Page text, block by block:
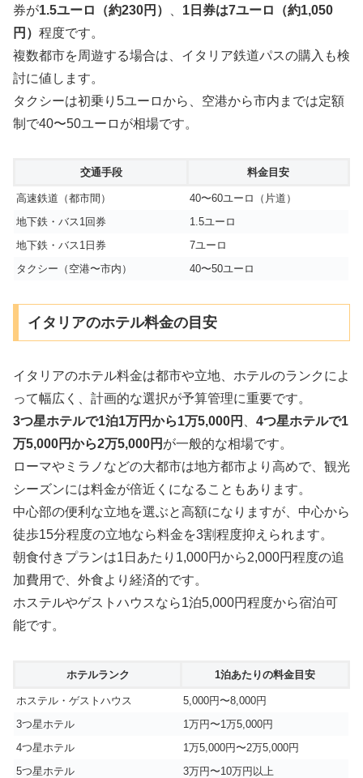
券が1.5ユーロ（約230円）
1日券は7ユーロ（約1,050
円） 程度です。
複数都市を周遊する場合は、イタリア鉄道パスの購入も検
討に値します。
タクシーは初乗り5ユーロから、空港から市内までは定額
制で40〜50ユーロが相場です。
交通手段 料金目安
高速鉄道（都市間）
40〜60ユーロ（片道）
地下鉄・バス1回券
1.5ユーロ
地下鉄・バス1日券
7ユーロ
タクシー（空港〜市内）
40〜50ユーロ
イタリアのホテル料金の目安
イタリアのホテル料金は都市や立地、ホテルのランクによ
って幅広く、計画的な選択が予算管理に重要です。
3つ星ホテルで1泊1万円から1万5,000円
4つ星ホテルで1
万5,000円から2万5,000円 が一般的な相場です。
ローマやミラノなどの大都市は地方都市より高めで、観光
シーズンには料金が倍近くになることもあります。
中心部の便利な立地を選ぶと高額になりますが、中心から
徒歩15分程度の立地なら料金を3割程度抑えられます。
朝食付きプランは1日あたり1,000円から2,000円程度の追
加費用で、外食より経済的です。
ホステルやゲストハウスなら1泊5,000円程度から宿泊可
能です。
ホテルランク 1泊あたりの料金目安
ホステル・ゲストハウス
5,000円〜8,000円
3つ星ホテル
1万円〜1万5,000円
4つ星ホテル
1万5,000円〜2万5,000円
5つ星ホテル
3万円〜10万円以上